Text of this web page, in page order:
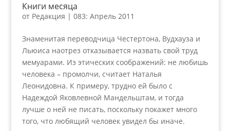
Книги месяца
от Редакция | 083: Апрель 2011
Знаменитая переводчица Честертона, Вудхауза и
Льюиса наотрез отказывается назвать свой труд
мемуарами. Из этических соображений: не любишь
человека – промолчи, считает Наталья
Леонидовна. К примеру, трудно ей было с
Надеждой Яковлевной Мандельштам, и тогда
лучше о ней не писать, поскольку покажет много
того, что любящий человек увидел бы иначе.